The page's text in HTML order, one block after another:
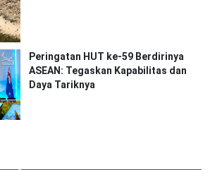
Peringatan HUT ke-59 Berdirinya
ASEAN: Tegaskan Kapabilitas dan
Daya Tariknya